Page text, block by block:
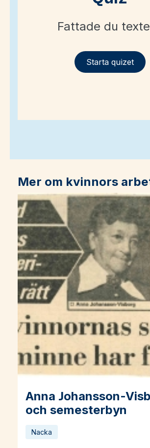
Fattade du
Starta quizet
Mer om kvinnors
Anna Johansson-
och semesterbyn
Läs mer om Anna Johansson-Visborg
Nacka